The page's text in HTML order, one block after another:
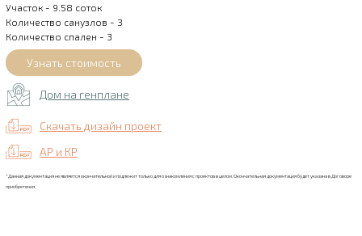
Участок - 9.58 соток
Количество санузлов - 3
Количество спален - 3
Дом на генплане
Скачать дизайн проект
АР и КР
*Данная документация не является окончательной и подлежит только для ознакомления с проектов в целом. Окончательная документация будет указана в Договоре
приобретения.